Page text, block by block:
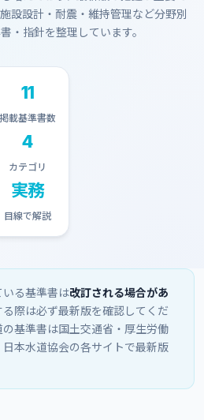
設設計・耐震・維持管理など分野別
・指針を整理しています。
11
掲載基準書数
4
カテゴリ
実務
目線で解説
いる基準書は改訂される場合があ
際は必ず最新版を確認してくだ
基準書は国土交通省・厚生労働
本水道協会の各サイトで最新版